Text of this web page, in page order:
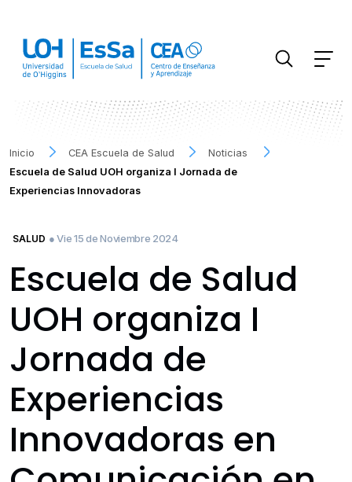
Inicio CEA Escuela de Salud
Noticias
Escuela de Salud UOH organiza I Jornada de
Experiencias Innovadoras
SALUD ● Vie 15 de Noviembre 2024
Escuela de Salud
UOH organiza I
Jornada de
Experiencias
Innovadoras en